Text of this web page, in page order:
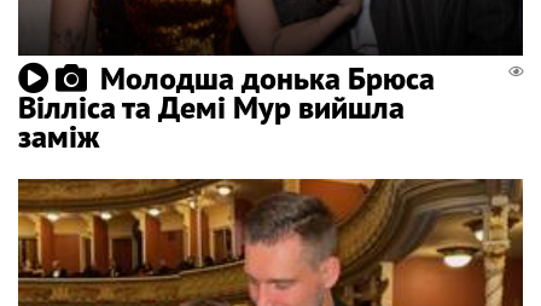
Молодша донька Брюса
Вілліса та Демі Мур вийшла
заміж